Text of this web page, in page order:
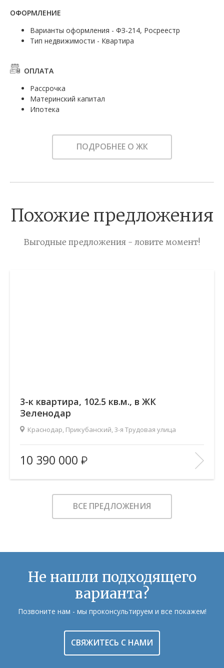
ОФОРМЛЕНИЕ
Варианты оформления - ФЗ-214, Росреестр
Тип недвижимости - Квартира
ОПЛАТА
Рассрочка
Материнский капитал
Ипотека
ПОДРОБНЕЕ О ЖК
Похожие предложения
Выгодные предложения - ловите момент!
3-к квартира, 102.5 кв.м., в ЖК
Зеленодар
Краснодар, Прикубанский, 3-я Трудовая улица
Площадь (общ/жил/кух), м2:
102.5/45/14.8
Количество комнат:
3
Этаж:
15/16
В ИЗБРАННОЕ
10 390 000
ВСЕ ПРЕДЛОЖЕНИЯ
Не нашли подходящего
варианта?
Позвоните нам - мы проконсультируем и все покажем!
СВЯЖИТЕСЬ С НАМИ